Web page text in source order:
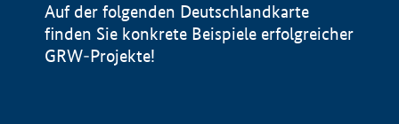
Auf der folgenden Deutschlandkarte
finden Sie konkrete Beispiele erfolgreicher
GRW-Projekte!